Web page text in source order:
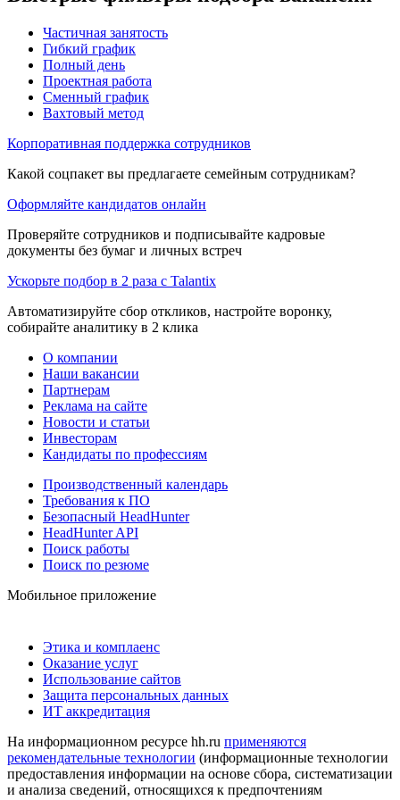
Частичная занятость
Гибкий график
Полный день
Проектная работа
Сменный график
Вахтовый метод
Корпоративная поддержка сотрудников
Какой соцпакет вы предлагаете семейным сотрудникам?
Оформляйте кандидатов онлайн
Проверяйте сотрудников и подписывайте кадровые
документы без бумаг и личных встреч
Ускорьте подбор в 2 раза с Talantix
Автоматизируйте сбор откликов, настройте воронку,
собирайте аналитику в 2 клика
О компании
Наши вакансии
Партнерам
Реклама на сайте
Новости и статьи
Инвесторам
Кандидаты по профессиям
Производственный календарь
Требования к ПО
Безопасный HeadHunter
HeadHunter API
Поиск работы
Поиск по резюме
Мобильное приложение
Этика и комплаенс
Оказание услуг
Использование сайтов
Защита персональных данных
ИТ аккредитация
На информационном ресурсе hh.ru применяются
рекомендательные технологии (информационные технологии
предоставления информации на основе сбора, систематизации
и анализа сведений, относящихся к предпочтениям